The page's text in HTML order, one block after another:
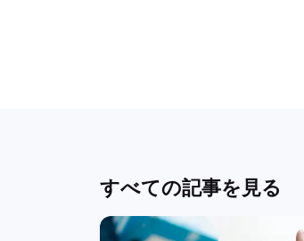
すべての記事を見る